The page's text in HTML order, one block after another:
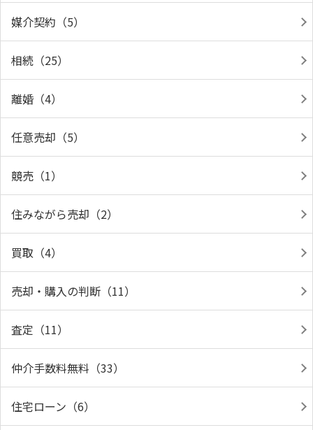
媒介契約（5）
相続（25）
離婚（4）
任意売却（5）
競売（1）
住みながら売却（2）
買取（4）
売却・購入の判断（11）
査定（11）
仲介手数料無料（33）
住宅ローン（6）